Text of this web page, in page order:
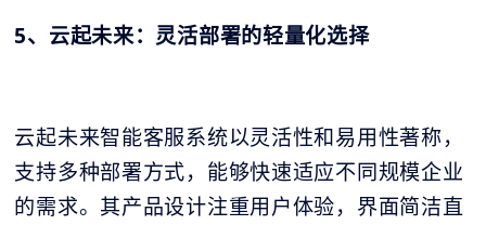
5、云起未来：灵活部署的轻量化选择
云起未来智能客服系统以灵活性和易用性著称，
支持多种部署方式，能够快速适应不同规模企业
的需求。其产品设计注重用户体验，界面简洁直